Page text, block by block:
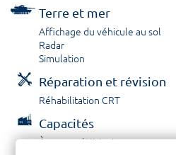
Terre et mer
Affichage du véhicule au sol
Radar
Simulation
Réparation et révision
Réhabilitation CRT
Capacités
À propos / Historique